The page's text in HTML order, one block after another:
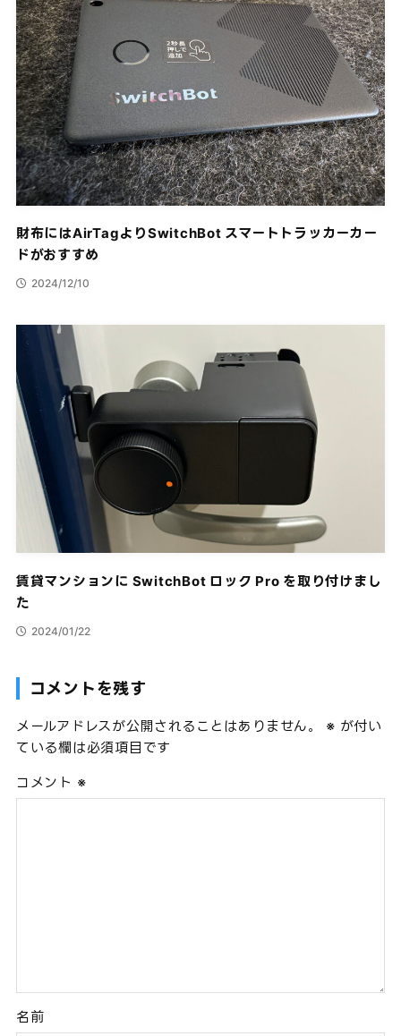
財布にはAirTagよりSwitchBot スマートトラッカーカー
ドがおすすめ
2024/12/10
賃貸マンションに SwitchBot ロック Pro を取り付けまし
た
2024/01/22
コメントを残す
メールアドレスが公開されることはありません。 ※ が付い
ている欄は必須項目です
コメント ※
名前